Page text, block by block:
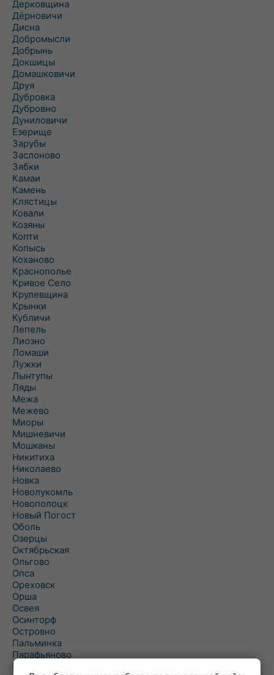
Дерковщина
Дёрновичи
Дисна
Добромысли
Добрынь
Докшицы
Домашковичи
Друя
Дубровка
Дубровно
Дуниловичи
Езерище
Зарубы
Заслоново
Зябки
Камаи
Камень
Клястицы
Ковали
Козяны
Копти
Копысь
Коханово
Краснополье
Кривое Село
Крулевщина
Крынки
Кубличи
Лепель
Лиозно
Ломаши
Лужки
Лынтупы
Ляды
Межа
Межево
Миоры
Мишневичи
Мошканы
Никитиха
Николаево
Новка
Новолукомль
Новополоцк
Новый Погост
Оболь
Озерцы
Октябрьская
Ольгово
Опса
Ореховск
Орша
Освея
Осинторф
Островно
Пальминка
Парафьяново
Плисса